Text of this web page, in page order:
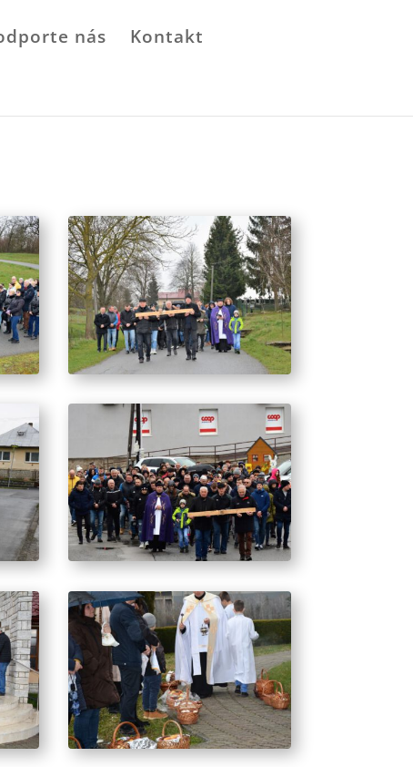
nás
Kontakt